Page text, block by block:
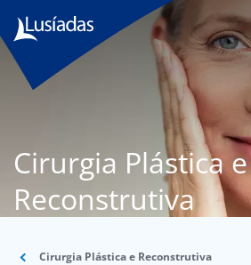
Hospitais
e
Clínicas
Clínico
Cirurgia Plástica e
Reconstrutiva
Cirurgia Plástica e Reconstrutiva